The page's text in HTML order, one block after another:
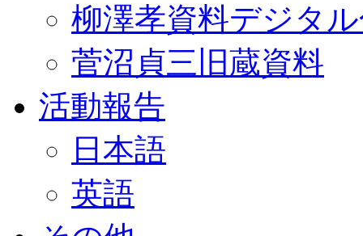
柳澤孝資料デジタ
菅沼貞三旧蔵資料
活動報告
日本語
英語